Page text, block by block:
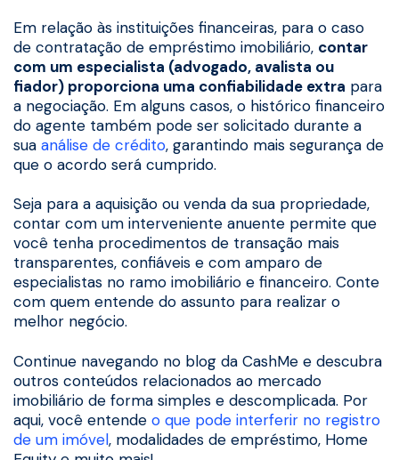
Em relação às instituições financeiras, para o caso
de contratação de empréstimo imobiliário, contar
com um especialista (advogado, avalista ou
fiador) proporciona uma confiabilidade extra para
a negociação. Em alguns casos, o histórico financeiro
do agente também pode ser solicitado durante a
sua análise de crédito, garantindo mais segurança de
que o acordo será cumprido.
Seja para a aquisição ou venda da sua propriedade,
contar com um interveniente anuente permite que
você tenha procedimentos de transação mais
transparentes, confiáveis e com amparo de
especialistas no ramo imobiliário e financeiro. Conte
com quem entende do assunto para realizar o
melhor negócio.
Continue navegando no blog da CashMe e descubra
outros conteúdos relacionados ao mercado
imobiliário de forma simples e descomplicada. Por
aqui, você entende o que pode interferir no registro
de um imóvel, modalidades de empréstimo, Home